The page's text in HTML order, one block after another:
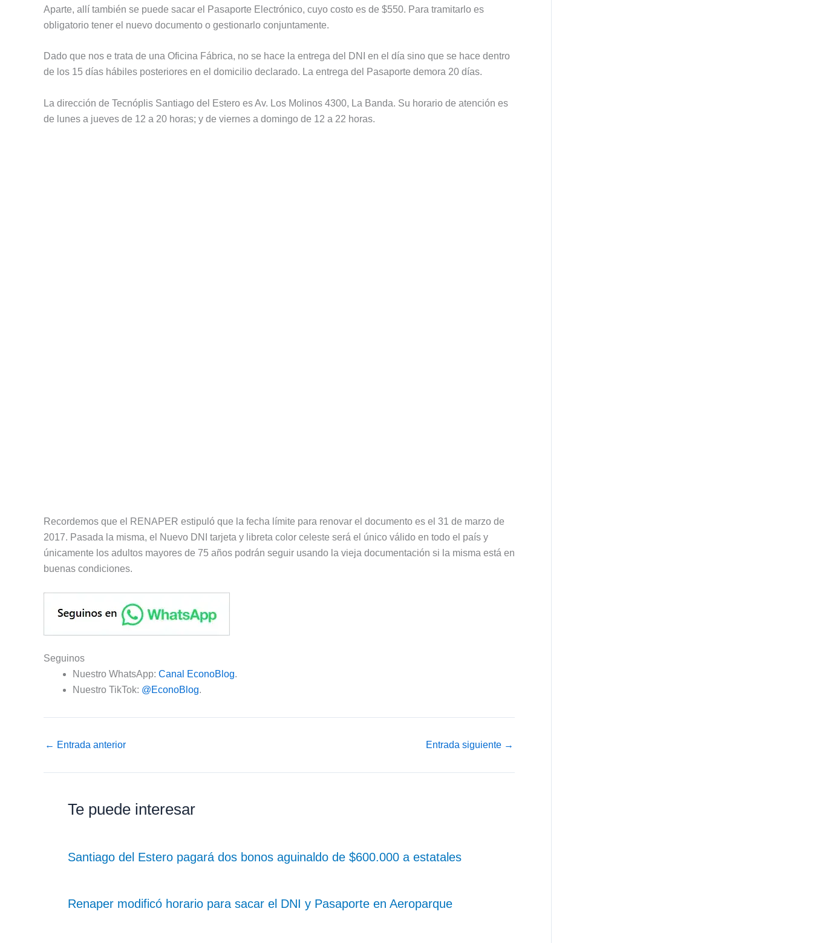
Aparte, allí también se puede sacar el Pasaporte Electrónico, cuyo costo es de $550. Para tramitarlo es
obligatorio tener el nuevo documento o gestionarlo conjuntamente.
Dado que nos e trata de una Oficina Fábrica, no se hace la entrega del DNI en el día sino que se hace dentro
de los 15 días hábiles posteriores en el domicilio declarado. La entrega del Pasaporte demora 20 días.
La dirección de Tecnóplis Santiago del Estero es Av. Los Molinos 4300, La Banda. Su horario de atención es
de lunes a jueves de 12 a 20 horas; y de viernes a domingo de 12 a 22 horas.
Recordemos que el RENAPER estipuló que la fecha límite para renovar el documento es el 31 de marzo de
2017. Pasada la misma, el Nuevo DNI tarjeta y libreta color celeste será el único válido en todo el país y
únicamente los adultos mayores de 75 años podrán seguir usando la vieja documentación si la misma está en
buenas condiciones.
Seguinos
Nuestro WhatsApp: Canal EconoBlog.
Nuestro TikTok: @EconoBlog.
← Entrada anterior Entrada siguiente →
Te puede interesar
Santiago del Estero pagará dos bonos aguinaldo de $600.000 a estatales
Renaper modificó horario para sacar el DNI y Pasaporte en Aeroparque